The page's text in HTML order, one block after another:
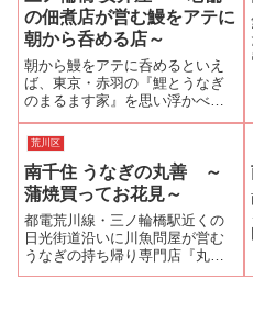
の佃煮店が営む鰻をアテに
朝から呑める店～
朝から鰻をアテに呑めるといえ
ば、東京・赤羽の『鯉とうなぎ
のまるます家』を思い浮かべる
うなぎ好きの方は、多いと思
う。都電荒川線「三ノ輪橋駅」
すぐの安井屋も朝9:00から鰻を
アテに呑める店なのである。三
ノ輪橋駅から日光街道方面へ歩
くとすぐに『つ...
荒川区
南千住 うなぎの丸善 ～
蒲焼買ってお花見～
都電荒川線・三ノ輪橋駅近くの
日光街道沿いに川魚問屋が営む
うなぎの持ち帰り専門店『丸善
（まるよし）』がある。気象情